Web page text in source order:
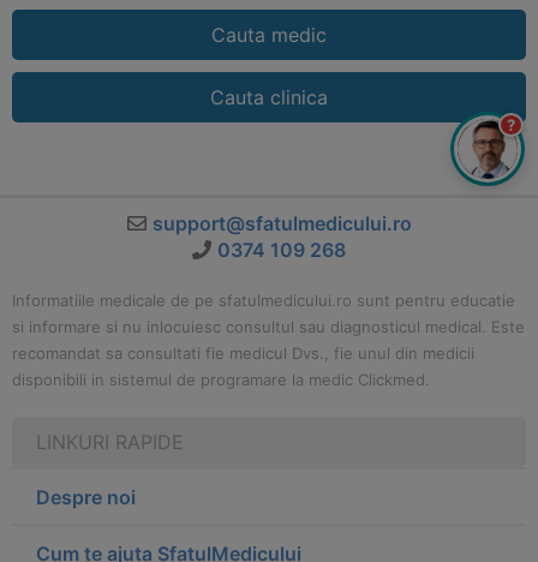
Cauta medic
Cauta clinica
support@sfatulmedicului.ro
0374 109 268
Informatiile medicale de pe sfatulmedicului.ro sunt pentru educatie
si informare si nu inlocuiesc consultul sau diagnosticul medical. Este
recomandat sa consultati fie medicul Dvs., fie unul din medicii
disponibili in sistemul de programare la medic Clickmed.
LINKURI RAPIDE
Despre noi
Cum te ajuta SfatulMedicului
?